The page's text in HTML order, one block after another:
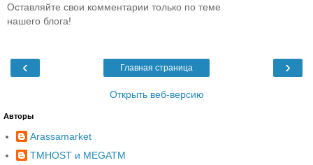
Оставляйте свои комментарии только по теме
нашего блога!
‹ ›
Главная страница
Открыть веб-версию
Авторы
Arassamarket
TMHOST и MEGATM